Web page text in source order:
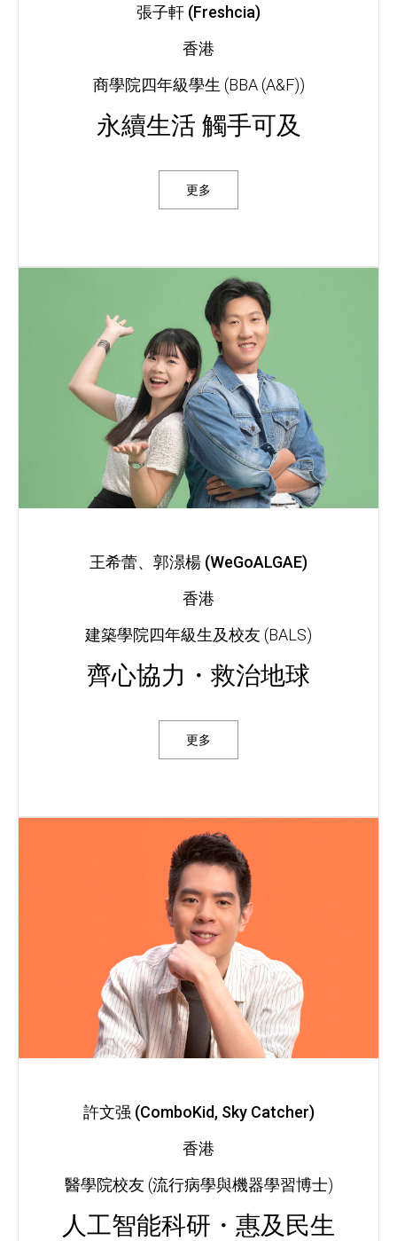
張子軒 (Freshcia)
香港
商學院四年級學生 (BBA (A&F))
永續生活 觸手可及
更多
王希蕾、郭澋楊 (WeGoALGAE)
香港
建築學院四年級生及校友 (BALS)
齊心協力・救治地球
更多
許文强 (ComboKid, Sky Catcher)
香港
醫學院校友 (流行病學與機器學習博士)
人工智能科研・惠及民生